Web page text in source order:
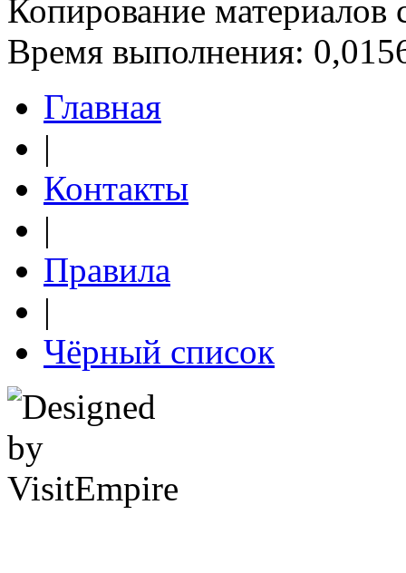
Копирование материалов
Время выполнения:
Главная
|
Контакты
|
Правила
|
Чёрный список